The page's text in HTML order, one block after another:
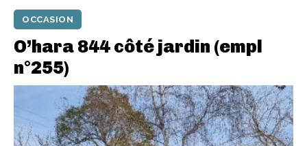
OCCASION
O’hara 844 côté jardin (empl
n°255)